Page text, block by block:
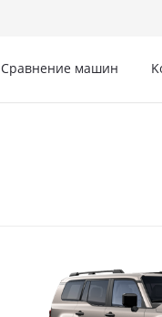
Сравнение машин